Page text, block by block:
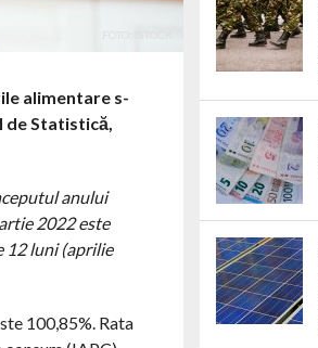
alimentare s-
de Statistică,
anului
2022 este
12 luni (aprilie
100,85%. Rata